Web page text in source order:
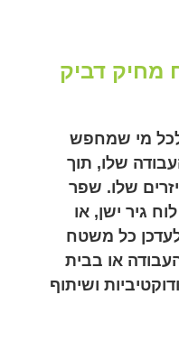
מחיק דביק
לכל מי שמחפש
שלו, תוך
שלו. שפר
גיר ישן, או
לעדכן כל משטח
או בבית
ושיתוף